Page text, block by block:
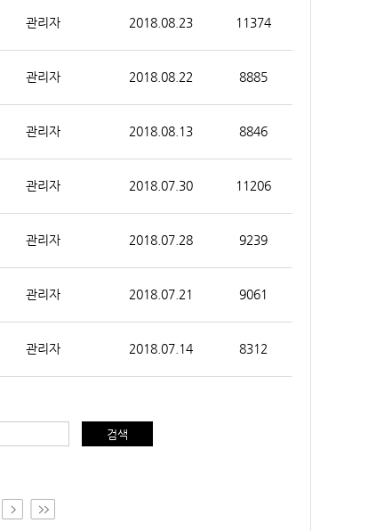
관리자 2018.08.23 11374
관리자 2018.08.22 8885
관리자 2018.08.13 8846
관리자 2018.07.30 11206
관리자 2018.07.28 9239
관리자 2018.07.21 9061
관리자 2018.07.14 8312
검색